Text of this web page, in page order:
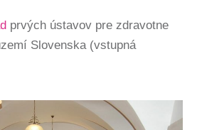
prvých ústavov pre zdravotne
Slovenska (vstupná